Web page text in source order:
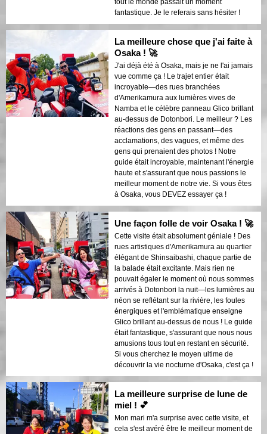
tout le monde passait un moment
fantastique. Je le referais sans hésiter !
La meilleure chose que j'ai faite à
Osaka ! 🚀
J'ai déjà été à Osaka, mais je ne l'ai jamais
vue comme ça ! Le trajet entier était
incroyable—des rues branchées
d'Amerikamura aux lumières vives de
Namba et le célèbre panneau Glico brillant
au-dessus de Dotonbori. Le meilleur ? Les
réactions des gens en passant—des
acclamations, des vagues, et même des
gens qui prenaient des photos ! Notre
guide était incroyable, maintenant l'énergie
haute et s'assurant que nous passions le
meilleur moment de notre vie. Si vous êtes
à Osaka, vous DEVEZ essayer ça !
Une façon folle de voir Osaka ! 🚀
Cette visite était absolument géniale ! Des
rues artistiques d'Amerikamura au quartier
élégant de Shinsaibashi, chaque partie de
la balade était excitante. Mais rien ne
pouvait égaler le moment où nous sommes
arrivés à Dotonbori la nuit—les lumières au
néon se reflétant sur la rivière, les foules
énergiques et l'emblématique enseigne
Glico brillant au-dessus de nous ! Le guide
était fantastique, s'assurant que nous nous
amusions tous tout en restant en sécurité.
Si vous cherchez le moyen ultime de
découvrir la vie nocturne d'Osaka, c'est ça !
La meilleure surprise de lune de
miel ! 💕
Mon mari m'a surprise avec cette visite, et
cela s'est avéré être le meilleur moment de